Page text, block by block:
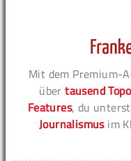
Mit dem Premium-
übertausend
Features, du
Journalismusim